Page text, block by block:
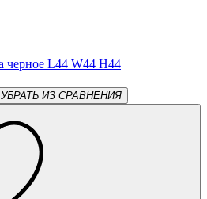
УБРАТЬ ИЗ СРАВНЕНИЯ